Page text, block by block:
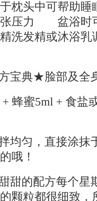
枕头中可帮助
张压力 盆浴时
发精或沐浴乳
宝典★脸部及全
蜂蜜5ml + 食盐
均匀，直接涂抹
哦！
甜的配方每个星
颗粒都很细致，